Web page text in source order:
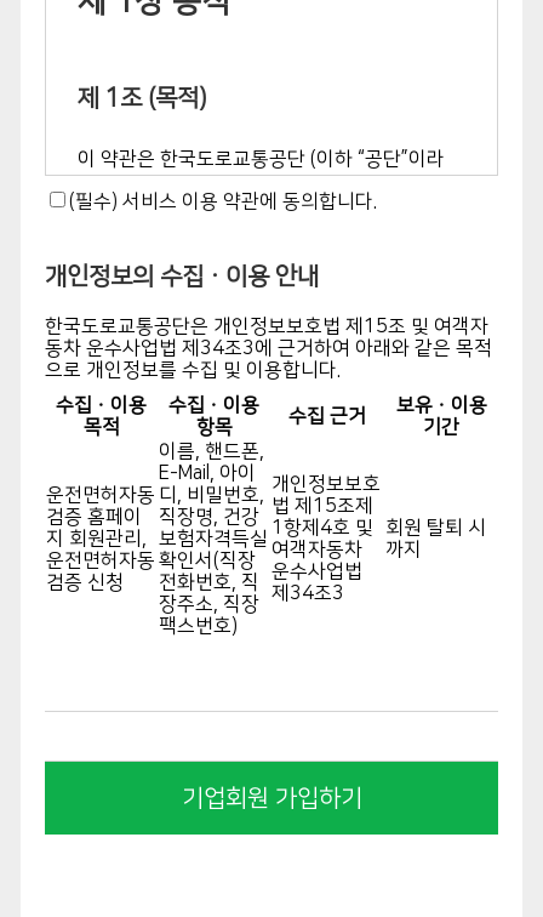
제 1조 (목적)
이 약관은 한국도로교통공단 (이하 “공단”이라
합니다. )이 제공하는 운전면허정보 자동검증 시
의 권리 및 의무, 책임 사항을 정하는 것을 목적
으로 합니다.
제 2조 약관의 명시와 개정
① 공단은 이 약관에 표기된 내용 및 상호, 영업
소 소재지, 대표자의 성명, 고객 만족센터 등을
회원업체 관리자가 알 수 있도록 게시합니다.
② 공단은 해당 약관에 대한 규제 및 법률, 전자
거리기본법, 전자 서명 법, 정보통신망이용촉진
등에 관한 법률, 방문 판매 등에 대한 법률, 소비
(필수) 서비스 이용 약관에 동의합니다.
개인정보의 수집ㆍ이용 안내
한국도로교통공단은 개인정보보호법 제15조 및 여객자
동차 운수사업법 제34조3에 근거하여 아래와 같은 목적
으로 개인정보를 수집 및 이용합니다.
수집ㆍ이용
목적
수집ㆍ이용
항목
수집 근거
보유ㆍ이용
기간
운전면허자동
검증 홈페이
지 회원관리,
운전면허자동
검증 신청
이름, 핸드폰,
E-Mail, 아이
디, 비밀번호,
직장명, 건강
보험자격득실
확인서(직장
전화번호, 직
장주소, 직장
팩스번호)
개인정보보호
법 제15조제
1항제4호 및
여객자동차
운수사업법
제34조3
회원 탈퇴 시
까지
기업회원 가입하기